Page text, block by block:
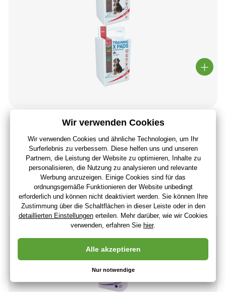
Dog Fantasy Trainingsmatte X mit Pheromonen
60x60cm 40 Stk
,14 €
,24 €ohne MwSt
+ 18 Punkte
3 - 7 Tage (Bei Ihnen 19.08.)